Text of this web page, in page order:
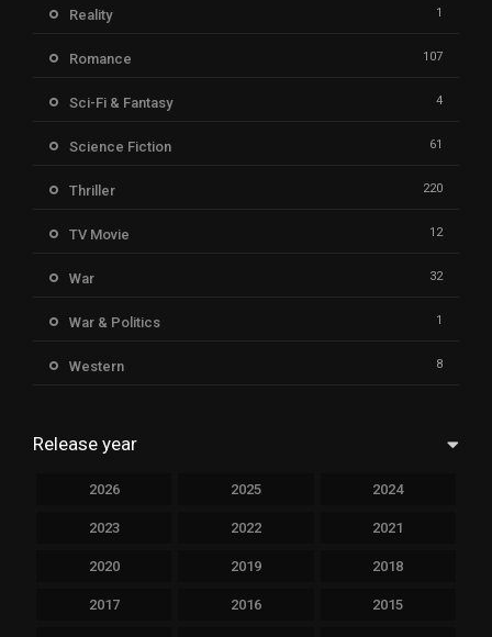
Reality 1
Romance 107
Sci-Fi & Fantasy 4
Science Fiction 61
Thriller 220
TV Movie 12
War 32
War & Politics 1
Western 8
Release year
2026 2025 2024
2023 2022 2021
2020 2019 2018
2017 2016 2015